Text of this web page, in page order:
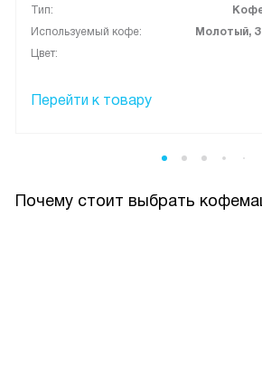
Тип:
Используемый кофе:
Молотый,
Цвет:
Перейти к товару
Почему стоит выбрать